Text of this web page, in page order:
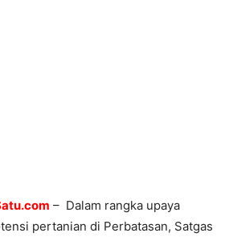
– Dalam rangka upaya
pertanian di Perbatasan, Satgas